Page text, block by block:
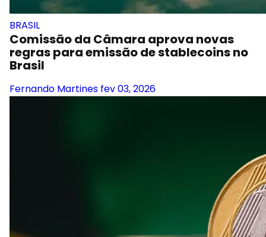
BRASIL
Comissão da Câmara aprova novas
regras para emissão de stablecoins no
Brasil
Fernando Martines fev 03, 2026